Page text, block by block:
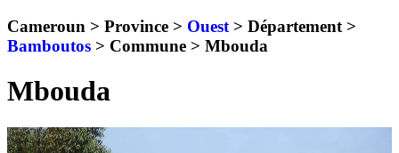
Cameroun > Province > Ouest > Département >
Bamboutos > Commune > Mbouda
Mbouda